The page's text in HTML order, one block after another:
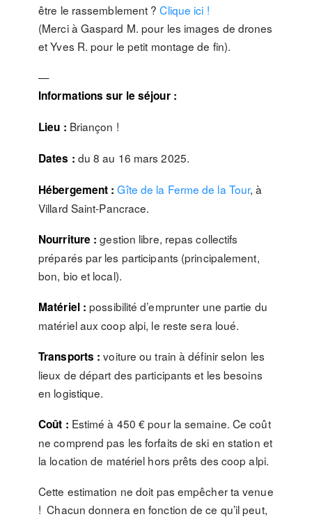
être le rassemblement ?Clique ici !
(Merci à Gaspard M. pour les images de drones
et Yves R. pour le petit montage de fin).
—
Informations sur le séjour :
Lieu : Briançon !
Dates : du 8 au 16 mars 2025.
Hébergement : Gîte de la Ferme de la Tour, à
Villard Saint-Pancrace.
Nourriture : gestion libre, repas collectifs
préparés par les participants (principalement,
bon, bio et local).
Matériel : possibilité d’emprunter une partie du
matériel aux coop alpi, le reste sera loué.
Transports : voiture ou train à définir selon les
lieux de départ des participants et les besoins
en logistique.
Coût : Estimé à 450 € pour la semaine. Ce coût
ne comprend pas les forfaits de ski en station et
la location de matériel hors prêts des coop alpi.
Cette estimation ne doit pas empêcher ta venue
! Chacun donnera en fonction de ce qu’il peut,